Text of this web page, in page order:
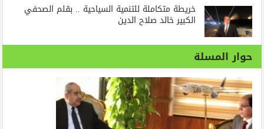
خريطة متكاملة للتنمية السياحية .. بقلم الصحفي
الكبير خالد صلاح الدين
حوار المسلة